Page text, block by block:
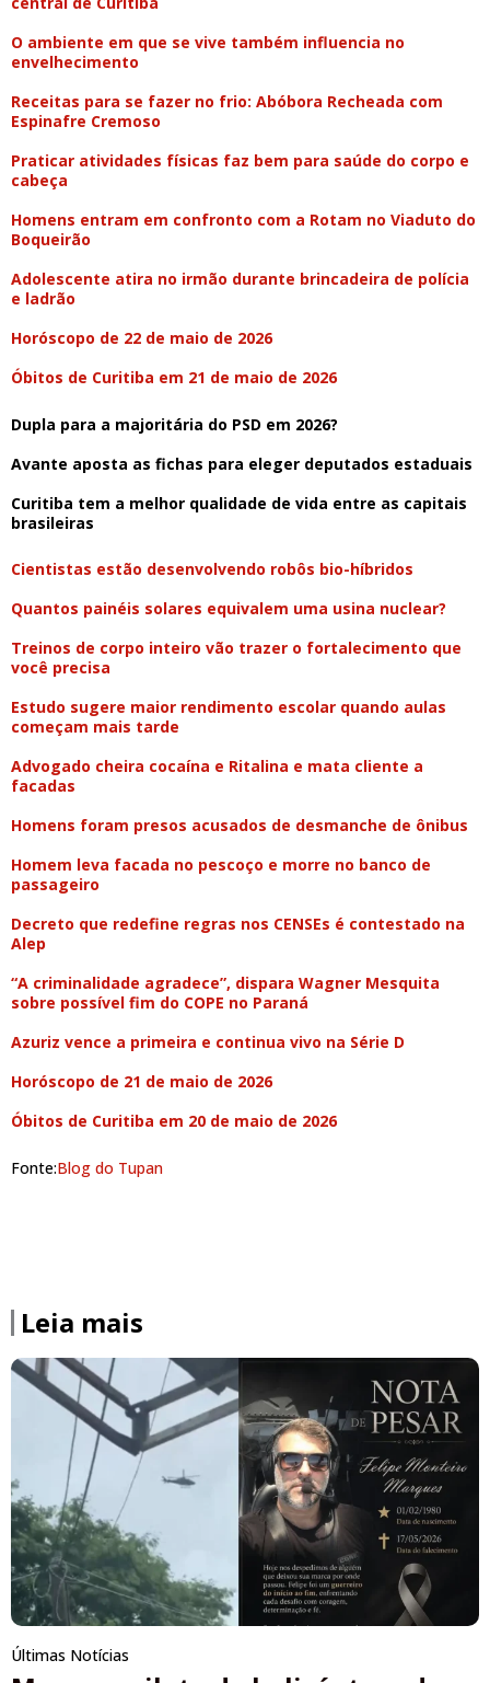
O ambiente em que se vive também influencia no
envelhecimento
Receitas para se fazer no frio: Abóbora Recheada com
Espinafre Cremoso
Praticar atividades físicas faz bem para saúde do corpo e
cabeça
Homens entram em confronto com a Rotam no Viaduto do
Boqueirão
Adolescente atira no irmão durante brincadeira de polícia
e ladrão
Horóscopo de 22 de maio de 2026
Óbitos de Curitiba em 21 de maio de 2026
Dupla para a majoritária do PSD em 2026?
Avante aposta as fichas para eleger deputados estaduais
Curitiba tem a melhor qualidade de vida entre as capitais
brasileiras
Cientistas estão desenvolvendo robôs bio-híbridos
Quantos painéis solares equivalem uma usina nuclear?
Treinos de corpo inteiro vão trazer o fortalecimento que
você precisa
Estudo sugere maior rendimento escolar quando aulas
começam mais tarde
Advogado cheira cocaína e Ritalina e mata cliente a
facadas
Homens foram presos acusados de desmanche de ônibus
Homem leva facada no pescoço e morre no banco de
passageiro
Decreto que redefine regras nos CENSEs é contestado na
Alep
“A criminalidade agradece”, dispara Wagner Mesquita
sobre possível fim do COPE no Paraná
Azuriz vence a primeira e continua vivo na Série D
Horóscopo de 21 de maio de 2026
Óbitos de Curitiba em 20 de maio de 2026
Fonte:Blog do Tupan
Leia mais
Últimas Notícias